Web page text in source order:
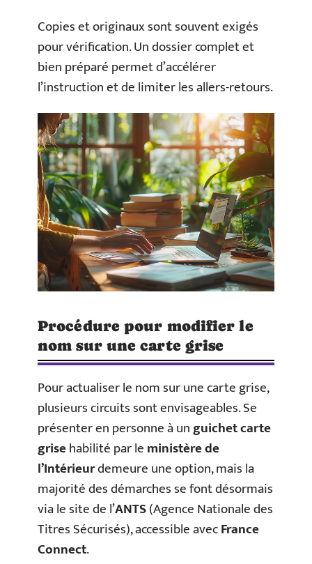
Copies et originaux sont souvent exigés
pour vérification. Un dossier complet et
bien préparé permet d’accélérer
l’instruction et de limiter les allers-retours.
Procédure pour modifier le
nom sur une carte grise
Pour actualiser le nom sur une carte grise,
plusieurs circuits sont envisageables. Se
présenter en personne à unguichet carte
grisehabilité par leministère de
l’Intérieurdemeure une option, mais la
majorité des démarches se font désormais
via le site de l’ANTS(Agence Nationale des
Titres Sécurisés), accessible avecFrance
Connect.